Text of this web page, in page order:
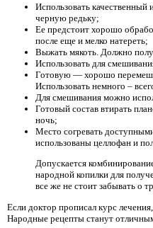
Использовать
черную редьку;
Ее предстоит хорошо
после еще и мелко натереть;
Выжать мякоть. Должно
Использовать для
Готовую — хорошо
Использовать немного –
Для смешивания можно
Готовый состав втирать
ночь;
Место согревать
использованы целлофан и
Допускается
народной копилки для
все же не стоит забывать о
Если доктор прописал курс
Народные рецепты станут